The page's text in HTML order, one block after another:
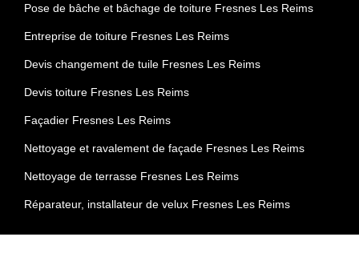
Pose de bâche et bâchage de toiture Fresnes Les Reims
Entreprise de toiture Fresnes Les Reims
Devis changement de tuile Fresnes Les Reims
Devis toiture Fresnes Les Reims
Façadier Fresnes Les Reims
Nettoyage et ravalement de façade Fresnes Les Reims
Nettoyage de terrasse Fresnes Les Reims
Réparateur, installateur de velux Fresnes Les Reims